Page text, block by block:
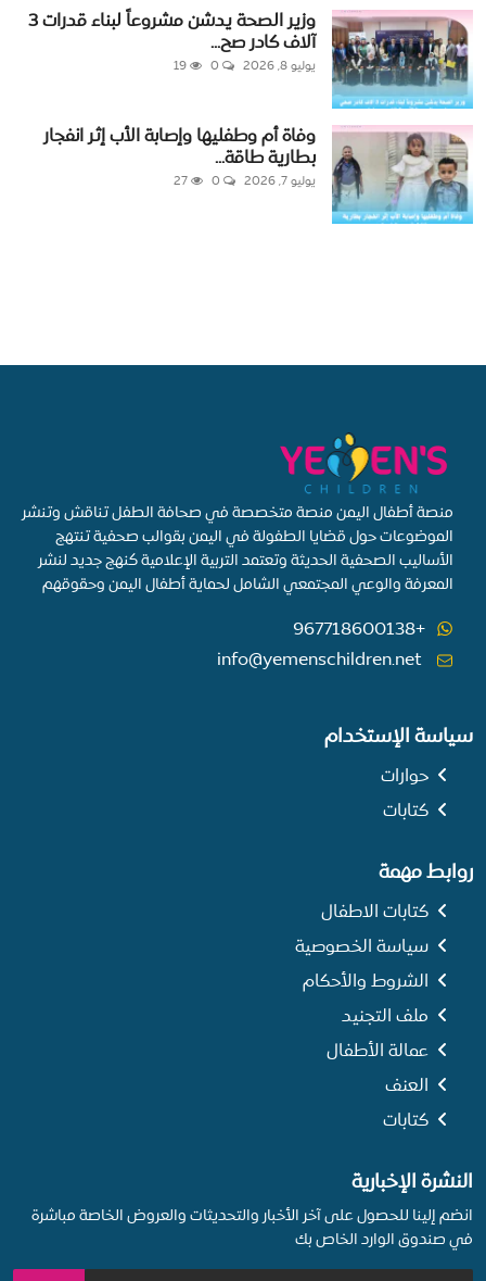
وزير الصحة يدشن مشروعاً لبناء قدرات 3
آلاف كادر صح...
يوليو 8, 2026
وفاة أم وطفليها وإصابة الأب إثر انفجار
بطارية طاقة...
يوليو 7, 2026
منصة أطفال اليمن منصة متخصصة في صحافة الطفل تناقش وتنشر
الموضوعات حول قضايا الطفولة في اليمن بقوالب صحفية تنتهج
الأساليب الصحفية الحديثة وتعتمد التربية الإعلامية كنهج جديد لنشر
المعرفة والوعي المجتمعي الشامل لحماية أطفال اليمن وحقوقهم
+967718600138
info@yemenschildren.net
سياسة الإستخدام
حوارات
كتابات
روابط مهمة
كتابات الاطفال
سياسة الخصوصية
الشروط والأحكام
ملف التجنيد
عمالة الأطفال
العنف
كتابات
النشرة الإخبارية
انضم إلينا للحصول على آخر الأخبار والتحديثات والعروض الخاصة مباشرة
في صندوق الوارد الخاص بك